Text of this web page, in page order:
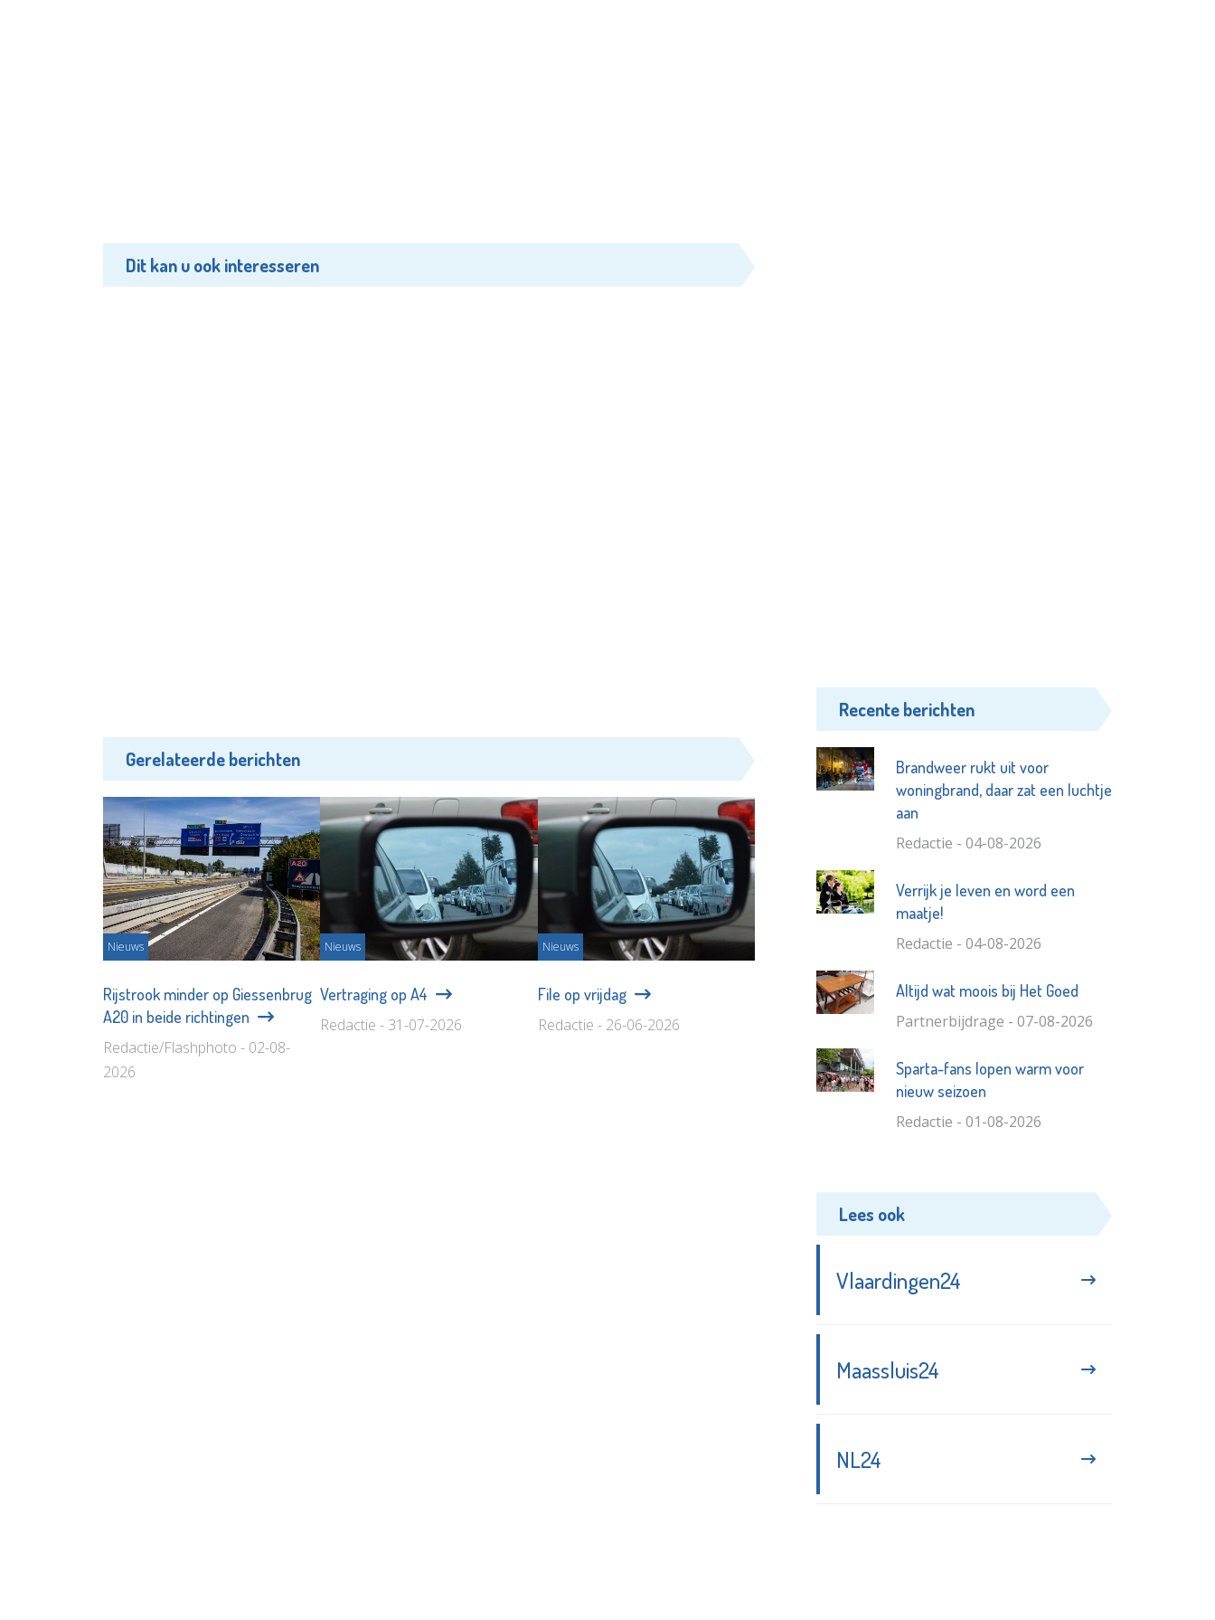
Dit kan u ook interesseren
Gerelateerde berichten
Nieuws
Rijstrook minder op Giessenbrug
A20 in beide richtingen
Redactie/Flashphoto - 02-08-
2026
Nieuws
Vertraging op A4
Redactie - 31-07-2026
Nieuws
File op vrijdag
Redactie - 26-06-2026
Recente berichten
Brandweer rukt uit voor
woningbrand, daar zat een luchtje
aan
Redactie - 04-08-2026
Verrijk je leven en word een
maatje!
Redactie - 04-08-2026
Altijd wat moois bij Het Goed
Partnerbijdrage - 07-08-2026
Sparta-fans lopen warm voor
nieuw seizoen
Redactie - 01-08-2026
Lees ook
Vlaardingen24
Maassluis24
NL24